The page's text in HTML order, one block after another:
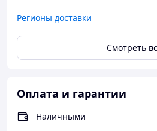
Регионы доставки
Смотреть
Оплата и гарантии
Наличными